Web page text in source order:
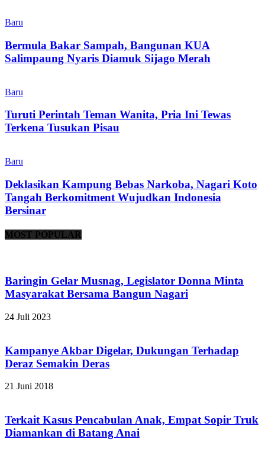
Baru
Bermula Bakar Sampah, Bangunan KUA
Salimpaung Nyaris Diamuk Sijago Merah
Baru
Turuti Perintah Teman Wanita, Pria Ini Tewas
Terkena Tusukan Pisau
Baru
Deklasikan Kampung Bebas Narkoba, Nagari Koto
Tangah Berkomitment Wujudkan Indonesia
Bersinar
MOST POPULAR
Baringin Gelar Musnag, Legislator Donna Minta
Masyarakat Bersama Bangun Nagari
24 Juli 2023
Kampanye Akbar Digelar, Dukungan Terhadap
Deraz Semakin Deras
21 Juni 2018
Terkait Kasus Pencabulan Anak, Empat Sopir Truk
Diamankan di Batang Anai